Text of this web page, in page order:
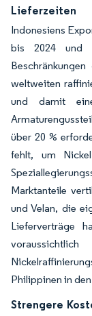
Lieferzeiten
Indonesiens
bis 2024 und
weltweiten
und damit
über 20 %
fehlt, um
Marktanteile
und Velan, die
Lieferverträge
Philippinen in
Strengere